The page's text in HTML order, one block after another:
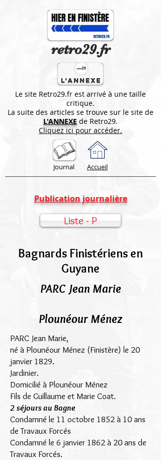
retro29.fr
Le site Retro29.fr est arrivé à une taille
critique.
La suite des articles se trouve sur le site de
L'ANNEXE de Retro29.
Cliquez ici pour accéder.
Journal Accueil
Publication journalière
Liste - P
Bagnards Finistériens en
Guyane
PARC Jean Marie
Plounéour Ménez
PARC Jean Marie,
né à Plounéour Ménez (Finistère) le 20
janvier 1829.
Jardinier.
Domicilié à Plounéour Ménez
Fils de Guillaume et Marie Coat.
2 séjours au Bagne
Condamné le 11 octobre 1852 à 10 ans
de Travaux Forcés
Condamné le 6 janvier 1862 à 20 ans de
Travaux Forcés.